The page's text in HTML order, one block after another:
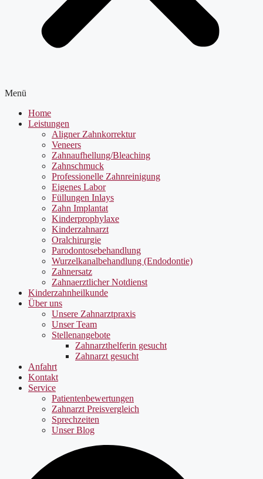
Menü
Home
Leistungen
Aligner Zahnkorrektur
Veneers
Zahnaufhellung/Bleaching
Zahnschmuck
Professionelle Zahnreinigung
Eigenes Labor
Füllungen Inlays
Zahn Implantat
Kinderprophylaxe
Kinderzahnarzt
Oralchirurgie
Parodontosebehandlung
Wurzelkanalbehandlung (Endodontie)
Zahnersatz
Zahnaerztlicher Notdienst
Kinderzahnheilkunde
Über uns
Unsere Zahnarztpraxis
Unser Team
Stellenangebote
Zahnarzthelferin gesucht
Zahnarzt gesucht
Anfahrt
Kontakt
Service
Patientenbewertungen
Zahnarzt Preisvergleich
Sprechzeiten
Unser Blog